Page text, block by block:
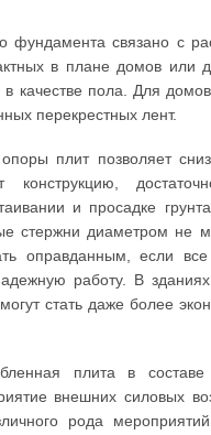
фундамента связано с
в плане домов или
в качестве пола. Для
перекрестных лент.
плит позволяет
конструкцию,
и просадке
стержни диаметром не
оправданным, если
работу. В
стать даже более
плита в
внешних силовых
рода